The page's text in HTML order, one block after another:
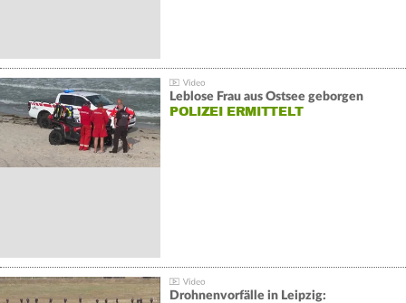
Leblose Frau aus Ostsee geborgen
POLIZEI ERMITTELT
Drohnenvorfälle in Leipzig: